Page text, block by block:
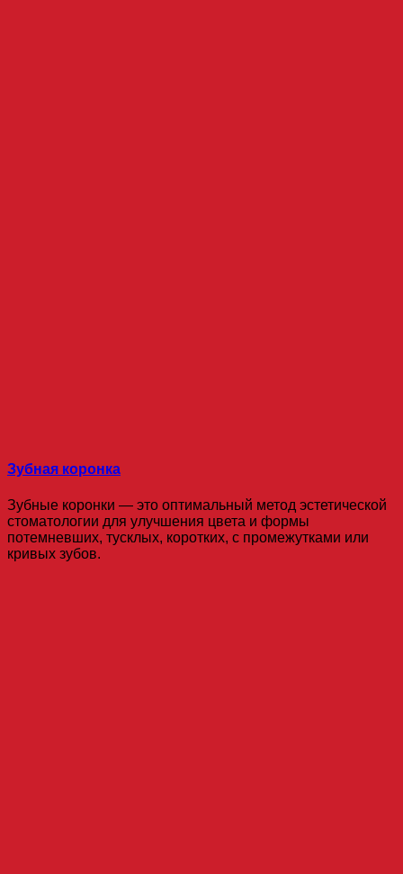
Зубная коронка
Зубные коронки — это оптимальный метод эстетической
стоматологии для улучшения цвета и формы
потемневших, тусклых, коротких, с промежутками или
кривых зубов.